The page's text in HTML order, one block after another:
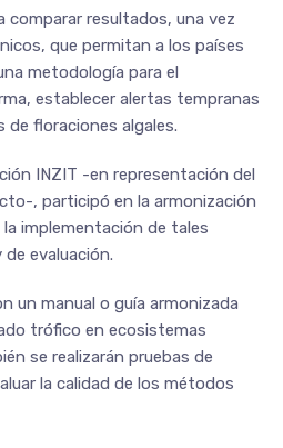
comparar resultados, una vez
que permitan a los países
metodología para el
establecer alertas tempranas
de floraciones algales.
INZIT -en representación del
, participó en la armonización
implementación de tales
evaluación.
un manual o guía armonizada
trófico en ecosistemas
se realizarán pruebas de
la calidad de los métodos